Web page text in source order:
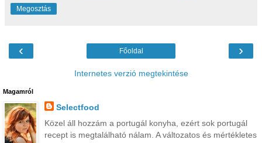
Megosztás
‹ ›
Főoldal
Internetes verzió megtekintése
Magamról
Selectfood
Közel áll hozzám a portugál konyha, ezért sok portugál
recept is megtalálható nálam. A változatos és mértékletes